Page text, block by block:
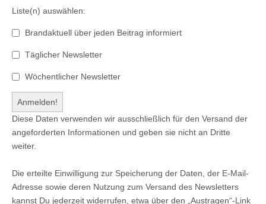
Liste(n) auswählen:
Brandaktuell über jeden Beitrag informiert
Täglicher Newsletter
Wöchentlicher Newsletter
Diese Daten verwenden wir ausschließlich für den Versand der
angeforderten Informationen und geben sie nicht an Dritte
weiter.
Die erteilte Einwilligung zur Speicherung der Daten, der E-Mail-
Adresse sowie deren Nutzung zum Versand des Newsletters
kannst Du jederzeit widerrufen, etwa über den „Austragen“-Link